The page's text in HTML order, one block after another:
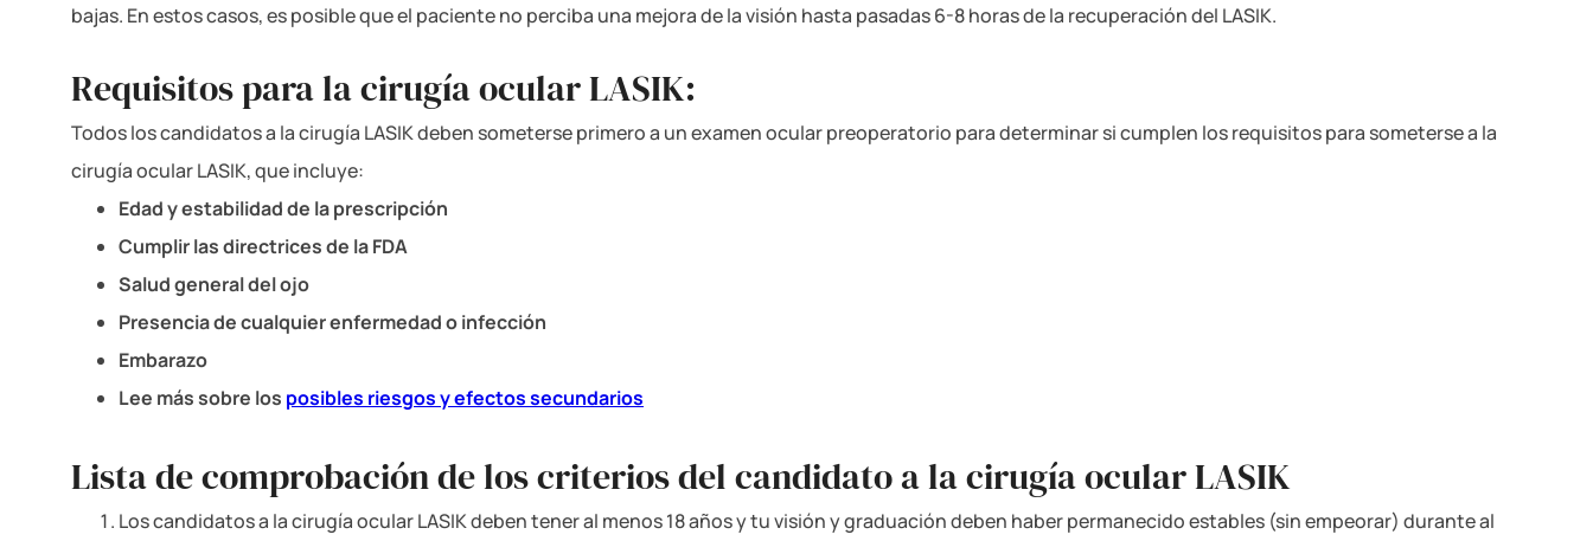
bajas. En estos casos, es posible que el paciente no perciba una mejora de la visión hasta pasadas 6-8 horas de la recuperación del LASIK.
Requisitos para la cirugía ocular LASIK:
Todos los candidatos a la cirugía LASIK deben someterse primero a un examen ocular preoperatorio para determinar si cumplen los requisitos para someterse a la
cirugía ocular LASIK, que incluye:
Edad y estabilidad de la prescripción
Cumplir las directrices de la FDA
Salud general del ojo
Presencia de cualquier enfermedad o infección
Embarazo
Lee más sobre los posibles riesgos y efectos secundarios
Lista de comprobación de los criterios del candidato a la cirugía ocular LASIK
Los candidatos a la cirugía ocular LASIK deben tener al menos 18 años y tu visión y graduación deben haber permanecido estables (sin empeorar) durante al